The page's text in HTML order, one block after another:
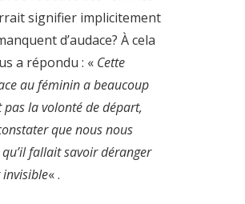
signifier implicitement
d’audace? À cela
a répondu : « Cette
au féminin a beaucoup
pas la volonté de départ,
que nous nous
fallait savoir déranger
« .